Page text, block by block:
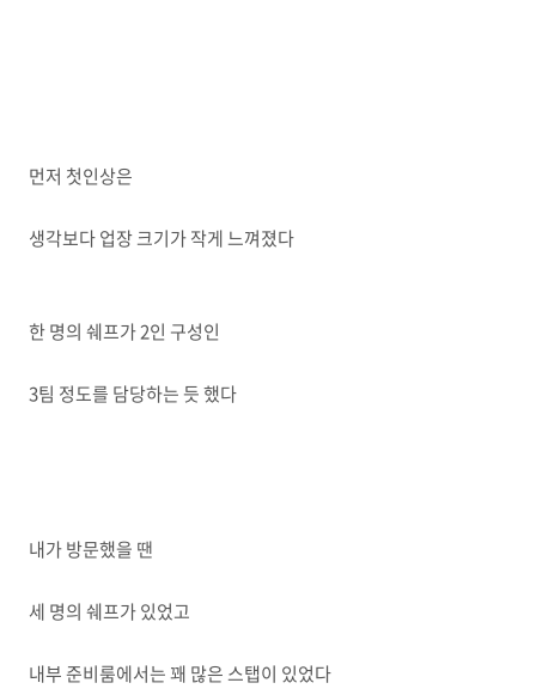
먼저 첫인상은
생각보다 업장 크기가 작게 느껴졌다
한 명의 쉐프가 2인 구성인
3팀 정도를 담당하는 듯 했다
내가 방문했을 땐
세 명의 쉐프가 있었고
내부 준비룸에서는 꽤 많은 스탭이 있었다